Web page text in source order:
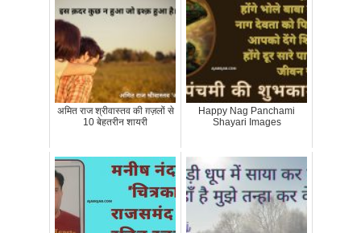
अमित राज श्रीवास्तव की ग़ज़लों से
10 बेहतरीन शायरी
Happy Nag Panchami
Shayari Images